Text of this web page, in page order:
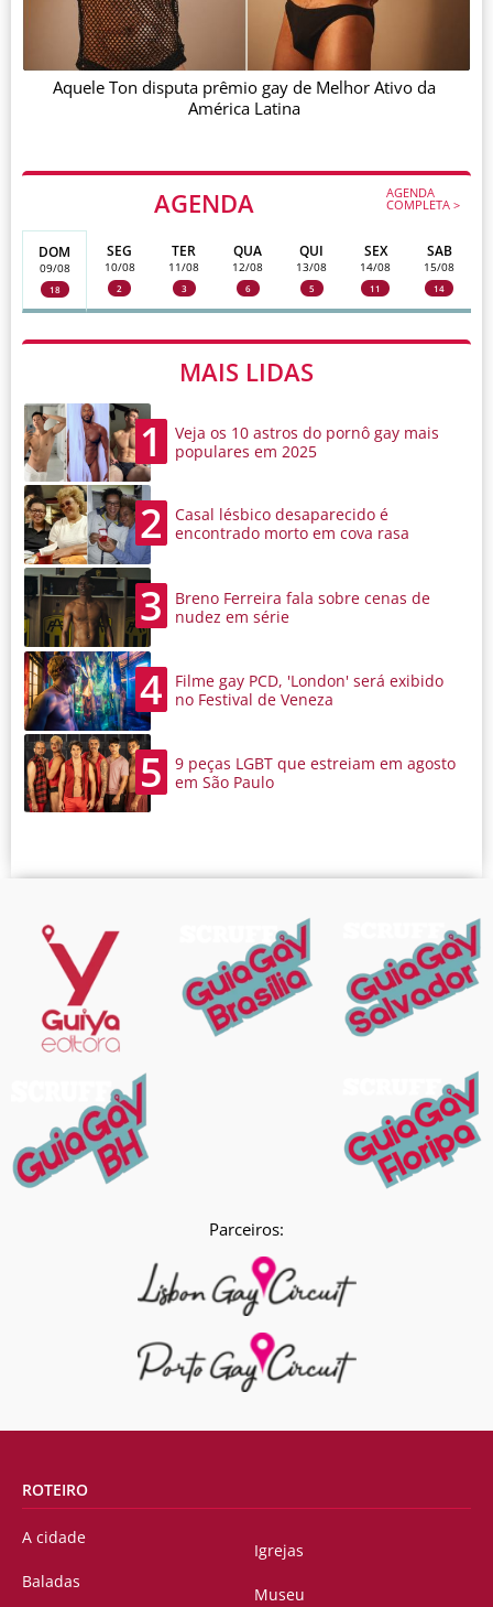
AGENDA AGENDA
COMPLETA >
DOM
09/08
18
SEG
10/08
2
TER
11/08
3
QUA
12/08
6
QUI
13/08
5
SEX
14/08
11
SAB
15/08
14
MAIS LIDAS
1
Veja os 10 astros do pornô gay mais
populares em 2025
2
Casal lésbico desaparecido é
encontrado morto em cova rasa
3
Breno Ferreira fala sobre cenas de
nudez em série
4
Filme gay PCD, 'London' será exibido
no Festival de Veneza
5
9 peças LGBT que estreiam em agosto
em São Paulo
Aquele Ton disputa prêmio gay de Melhor Ativo da
América Latina
Parceiros:
ROTEIRO
A cidade
Baladas
Igrejas
Museu